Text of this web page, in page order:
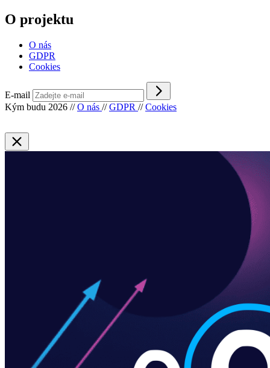
O projektu
O nás
GDPR
Cookies
E-mail
Kým budu 2026 // O nás // GDPR // Cookies